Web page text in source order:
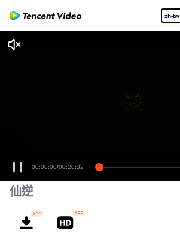
zh-tw
00:00:00/00:20:32
仙逆